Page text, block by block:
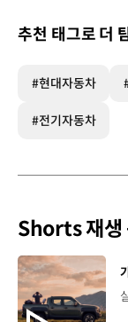
추천 태그로 더
#현대자동차
#전기자동차
Shorts 재생
[